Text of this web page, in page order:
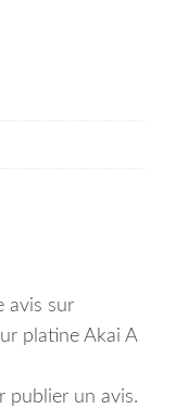
avis sur
platine Akai A
publier un avis.